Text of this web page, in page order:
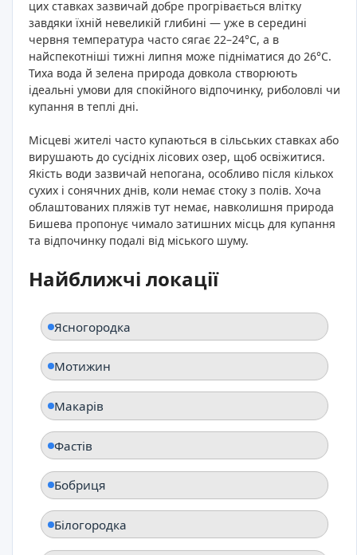
цих ставках зазвичай добре прогрівається влітку
завдяки їхній невеликій глибині — уже в середині
червня температура часто сягає 22–24°C, а в
найспекотніші тижні липня може підніматися до 26°C.
Тиха вода й зелена природа довкола створюють
ідеальні умови для спокійного відпочинку, риболовлі чи
купання в теплі дні.
Місцеві жителі часто купаються в сільських ставках або
вирушають до сусідніх лісових озер, щоб освіжитися.
Якість води зазвичай непогана, особливо після кількох
сухих і сонячних днів, коли немає стоку з полів. Хоча
облаштованих пляжів тут немає, навколишня природа
Бишева пропонує чимало затишних місць для купання
та відпочинку подалі від міського шуму.
Найближчі локації
Ясногородка
Мотижин
Макарів
Фастів
Бобриця
Білогородка